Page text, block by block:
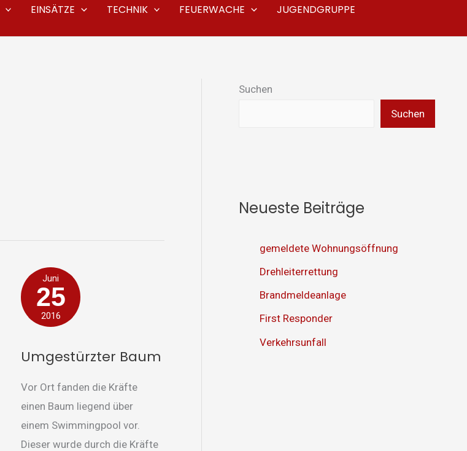
EINSÄTZE TECHNIK FEUERWACHE
JUGENDGRUPPE
Juni
25
2016
Umgestürzter Baum
Vor Ort fanden die Kräfte
einen Baum liegend über
einem Swimmingpool vor.
Dieser wurde durch die Kräfte
Umgestürzter
Baum
Suchen
Suchen
Neueste Beiträge
gemeldete Wohnungsöffnung
Drehleiterrettung
Brandmeldeanlage
First Responder
Verkehrsunfall